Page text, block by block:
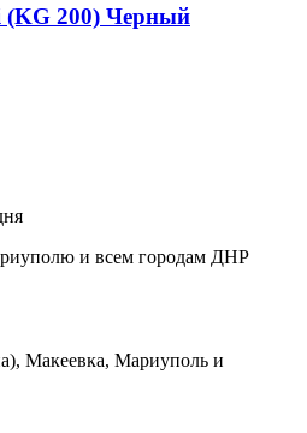
(KG 200) Черный
и всем городам ДНР
Макеевка, Мариуполь и